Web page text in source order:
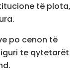
të plota,
po cenon të
te qytetarët